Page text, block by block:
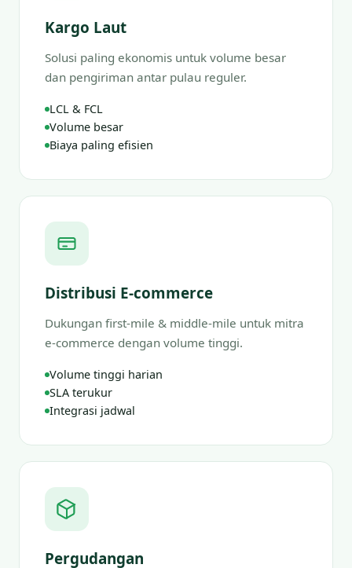
Kargo Laut
Solusi paling ekonomis untuk volume besar
dan pengiriman antar pulau reguler.
LCL & FCL
Volume besar
Biaya paling efisien
Distribusi E-commerce
Dukungan first-mile & middle-mile untuk mitra
e-commerce dengan volume tinggi.
Volume tinggi harian
SLA terukur
Integrasi jadwal
Pergudangan